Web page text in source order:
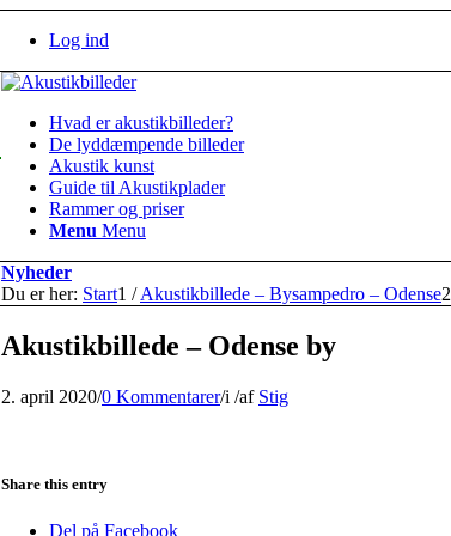
Log ind
Hvad er akustikbilleder?
De lyddæmpende billeder
Akustik kunst
Guide til Akustikplader
Rammer og priser
Menu Menu
Nyheder
Du er her: Start1 / Akustikbillede – Bysampedro – Odense2
Akustikbillede – Odense by
2. april 2020/0 Kommentarer/i /af Stig
Share this entry
Del på Facebook